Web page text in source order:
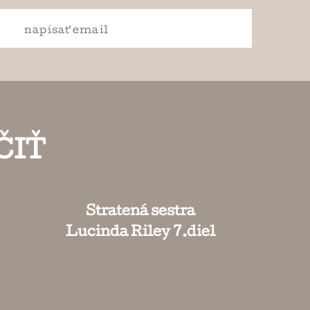
napísaťemail
Stratená sestra
Lucinda Riley 7.diel